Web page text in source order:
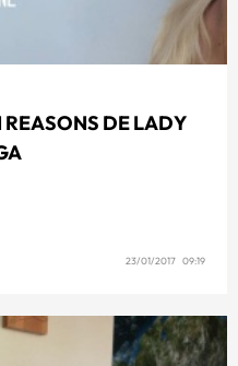
DE LADY
23/01/2017 09:19